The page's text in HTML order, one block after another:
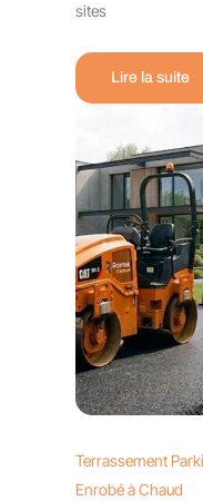
sites
Lire la suite
Terrassement
Enrobé à Chaud